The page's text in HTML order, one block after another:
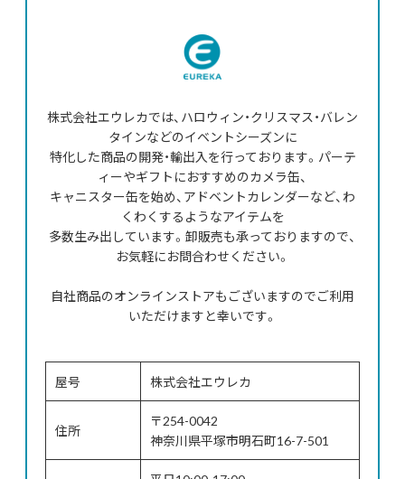
株式会社エウレカでは、ハロウィン・クリスマス・バレン
タインなどのイベントシーズンに
特化した商品の開発・輸出入を行っております。パーテ
ィーやギフトにおすすめのカメラ缶、
キャニスター缶を始め、アドベントカレンダーなど、わ
くわくするようなアイテムを
多数生み出しています。卸販売も承っておりますので、
お気軽にお問合わせください。
自社商品のオンラインストアもございますのでご利用
いただけますと幸いです。
屋号 株式会社エウレカ
住所
〒254-0042
神奈川県平塚市明石町16-7-501